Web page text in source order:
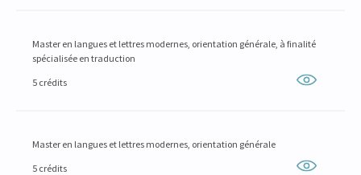
Master en langues et lettres modernes, orientation générale, à finalité
spécialisée en traduction
5 crédits
Master en langues et lettres modernes, orientation générale
5 crédits